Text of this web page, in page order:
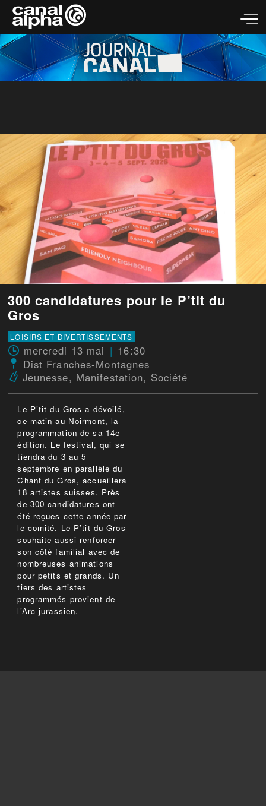
300 candidatures pour le P’tit du
Gros
LOISIRS ET DIVERTISSEMENTS
mercredi 13 mai
16:30
Dist Franches-Montagnes
Jeunesse, Manifestation, Société
Le P’tit du Gros a dévoilé,
ce matin au Noirmont, la
programmation de sa 14e
édition. Le festival, qui se
tiendra du 3 au 5
septembre en parallèle du
Chant du Gros, accueillera
18 artistes suisses. Près
de 300 candidatures ont
été reçues cette année par
le comité. Le P’tit du Gros
souhaite aussi renforcer
son côté familial avec de
nombreuses animations
pour petits et grands. Un
tiers des artistes
programmés provient de
l’Arc jurassien.